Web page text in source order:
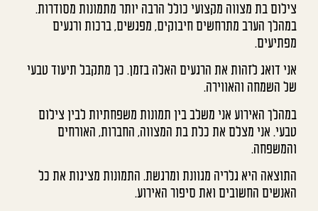
צילום בת מצווה מקצועי כולל הרבה יותר מתמונות מסודרות.
במהלך הערב מתרחשים חיבוקים, מפגשים, ברכות ורגעים
מפתיעים.
אני דואג לזהות את הרגעים האלה בזמן. כך מתקבל תיעוד טבעי
של השמחה והאווירה.
במהלך האירוע אני משלב בין תמונות משפחתיות לבין צילום
טבעי. אני מצלם את כלת בת המצווה, החברות, האורחים
והמשפחה.
התוצאה היא גלריה מגוונת ומרגשת. התמונות מציגות את כל
האנשים החשובים ואת סיפור האירוע.